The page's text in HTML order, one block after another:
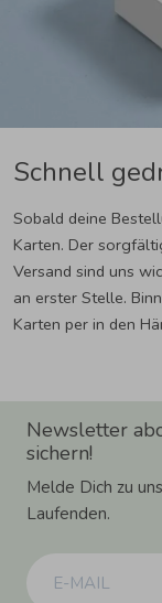
Schnell
Sobald deine
Karten. Der
Versand sind uns
an erster Stelle.
Karten per in den
Newsletter
sichern!
Melde Dich zu
Laufenden.